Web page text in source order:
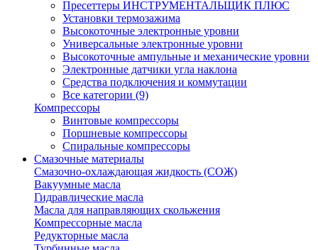
Пресеттеры ИНСТРУМЕНТАЛЬЩИК ПЛЮС
Установки термозажима
Высокоточные электронные уровни
Универсальные электронные уровни
Высокоточные ампульные и механические уровни
Электронные датчики угла наклона
Средства подключения и коммутации
Все категории (9)
Компрессоры
Винтовые компрессоры
Поршневые компрессоры
Спиральные компрессоры
Смазочные материалы
Смазочно-охлаждающая жидкость (СОЖ)
Вакуумные масла
Гидравлические масла
Масла для направляющих скольжения
Компрессорные масла
Редукторные масла